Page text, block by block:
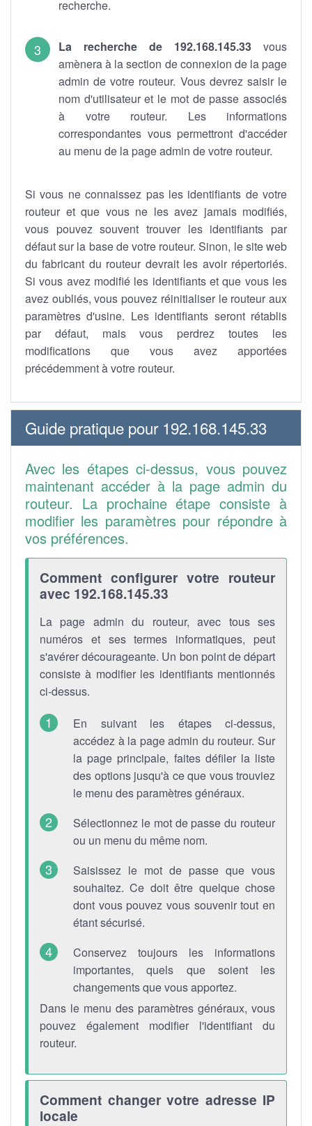
recherche.
La recherche de 192.168.145.33 vous
amènera à la section de connexion de la page
admin de votre routeur. Vous devrez saisir le
nom d'utilisateur et le mot de passe associés
à votre routeur. Les informations
correspondantes vous permettront d'accéder
au menu de la page admin de votre routeur.
Si vous ne connaissez pas les identifiants de votre
routeur et que vous ne les avez jamais modifiés,
vous pouvez souvent trouver les identifiants par
défaut sur la base de votre routeur. Sinon, le site web
du fabricant du routeur devrait les avoir répertoriés.
Si vous avez modifié les identifiants et que vous les
avez oubliés, vous pouvez réinitialiser le routeur aux
paramètres d'usine. Les identifiants seront rétablis
par défaut, mais vous perdrez toutes les
modifications que vous avez apportées
précédemment à votre routeur.
Guide pratique pour 192.168.145.33
Avec les étapes ci-dessus, vous pouvez
maintenant accéder à la page admin du
routeur. La prochaine étape consiste à
modifier les paramètres pour répondre à
vos préférences.
Comment configurer votre routeur
avec 192.168.145.33
La page admin du routeur, avec tous ses
numéros et ses termes informatiques, peut
s'avérer décourageante. Un bon point de départ
consiste à modifier les identifiants mentionnés
ci-dessus.
En suivant les étapes ci-dessus,
accédez à la page admin du routeur. Sur
la page principale, faites défiler la liste
des options jusqu'à ce que vous trouviez
le menu des paramètres généraux.
Sélectionnez le mot de passe du routeur
ou un menu du même nom.
Saisissez le mot de passe que vous
souhaitez. Ce doit être quelque chose
dont vous pouvez vous souvenir tout en
étant sécurisé.
Conservez toujours les informations
importantes, quels que soient les
changements que vous apportez.
Dans le menu des paramètres généraux, vous
pouvez également modifier l'identifiant du
routeur.
Comment changer votre adresse IP
locale